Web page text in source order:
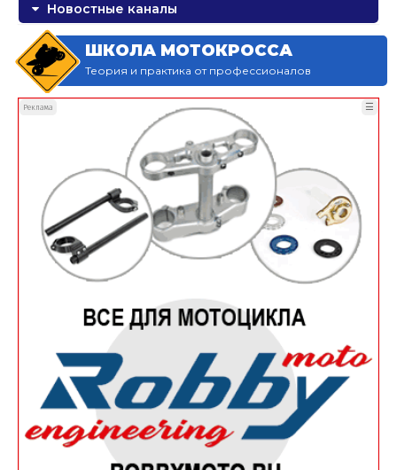
Новостные каналы
ШКОЛА МОТОКРОССА
Теория и практика от профессионалов
Реклама ☰